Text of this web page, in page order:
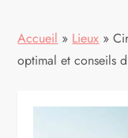
Accueil » Lieux »
optimal et conseils